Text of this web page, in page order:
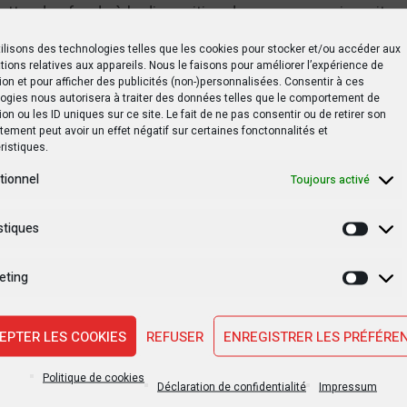
des technologies telles que les cookies pour stocker et/ou accéder aux
relatives aux appareils. Nous le faisons pour améliorer l’expérience de
et pour afficher des publicités (non-)personnalisées. Consentir à ces
nous autorisera à traiter des données telles que le comportement de
ou les ID uniques sur ce site. Le fait de ne pas consentir ou de retirer son
peut avoir un effet négatif sur certaines fonctonnalités et
Toujours activé
LES COOKIES REFUSER ENREGISTRER LES
Politique de cookies
Déclaration de confidentialité Impressum
des fonds à la disposition des personnes
dans le cadre d’une approche intégrée de l’UE visant à
par les autorités de la RDC pour instaurer une paix
pays. Elle témoigne du rôle actif que l’UE joue en
en vue de contribuer à lutter contre les causes
en possibilités pour les pays de la région et leurs
de l’Intérieur et Sécurité Peter Kazadi : l’enfer, c’est les
suivre de près la situation dans le pays et pourrait
en fonction de l’évolution de la situation. Lire les
par l’UE: EUR-Lex – 32022D2398 – EN – EUR-Lex